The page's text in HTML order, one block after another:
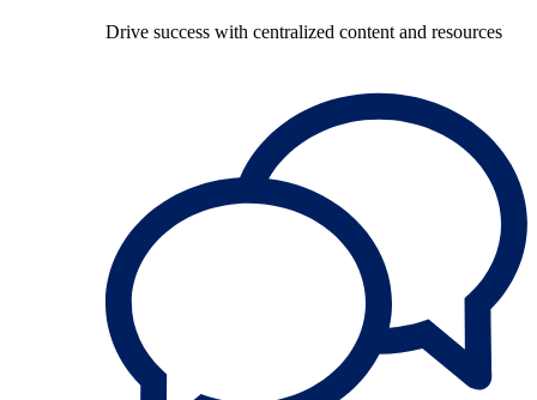
Drive success with centralized content and resources